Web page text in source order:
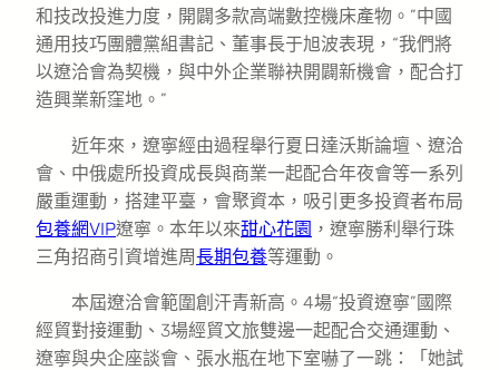
和技改投進力度，開闢多款高端數控機床產物。”中國
通用技巧團體黨組書記、董事長于旭波表現，“我們將
以遼洽會為契機，與中外企業聯袂開闢新機會，配合打
造興業新窪地。”
近年來，遼寧經由過程舉行夏日達沃斯論壇、遼洽
會、中俄處所投資成長與商業一起配合年夜會等一系列
嚴重運動，搭建平臺，會聚資本，吸引更多投資者布局
包養網VIP遼寧。本年以來甜心花園 ，遼寧勝利舉行珠
三角招商引資增進周長期包養等運動。
本屆遼洽會範圍創汗青新高。4場“投資遼寧”國際
經貿對接運動、3場經貿文旅雙邊一起配合交通運動、
遼寧與央企座談會、張水瓶在地下室嚇了一跳：「她試